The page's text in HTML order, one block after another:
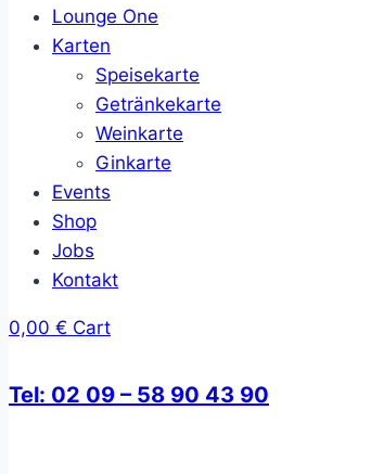
Lounge One
Karten
Speisekarte
Getränkekarte
Weinkarte
Ginkarte
Events
Shop
Jobs
Kontakt
0,00 € Cart
Tel: 02 09 – 58 90 43 90